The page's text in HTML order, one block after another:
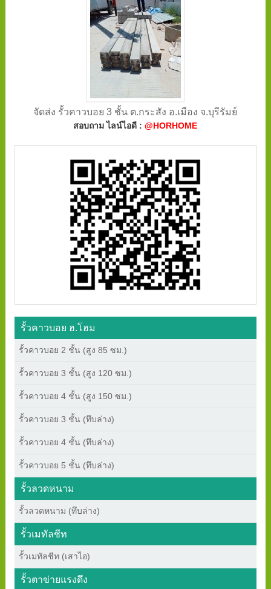
จัดส่ง รั้วคาวบอย 3 ชั้น ต.กระสัง อ.เมือง จ.บุรีรัมย์
สอบถาม ไลน์ไอดี :@HORHOME
รั้วคาวบอย ฮ.โฮม
รั้วคาวบอย 2 ชั้น (สูง 85 ซม.)
รั้วคาวบอย 3 ชั้น (สูง 120 ซม.)
รั้วคาวบอย 4 ชั้น (สูง 150 ซม.)
รั้วคาวบอย 3 ชั้น (ทึบล่าง)
รั้วคาวบอย 4 ชั้น (ทึบล่าง)
รั้วคาวบอย 5 ชั้น (ทึบล่าง)
รั้วลวดหนาม
รั้วลวดหนาม (ทึบล่าง)
รั้วเมทัลชีท
รั้วเมทัลชีท (เสาไอ)
รั้วตาข่ายแรงดึง